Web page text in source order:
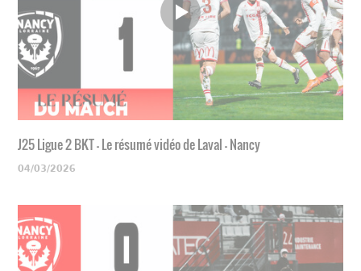
J25 Ligue 2 BKT - Le résumé vidéo de Laval - Nancy
04/03/2026